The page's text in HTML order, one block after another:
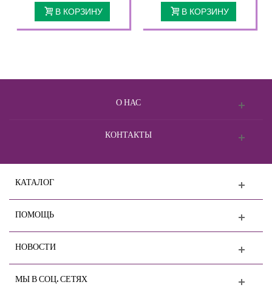
В КОРЗИНУ
В КОРЗИНУ
О НАС
КОНТАКТЫ
КАТАЛОГ
ПОМОЩЬ
НОВОСТИ
МЫ В СОЦ. СЕТЯХ